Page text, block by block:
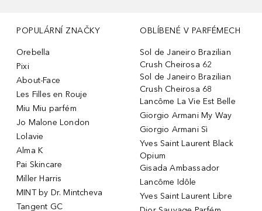
POPULÁRNÍ ZNAČKY
Orebella
Pixi
About-Face
Les Filles en Rouje
Miu Miu parfém
Jo Malone London
Lolavie
Alma K
Pai Skincare
Miller Harris
MINT by Dr. Mintcheva
Tangent GC
OBLÍBENÉ V PARFÉMECH
Sol de Janeiro Brazilian
Crush Cheirosa 62
Sol de Janeiro Brazilian
Crush Cheirosa 68
Lancôme La Vie Est Belle
Giorgio Armani My Way
Giorgio Armani Sì
Yves Saint Laurent Black
Opium
Gisada Ambassador
Lancôme Idôle
Yves Saint Laurent Libre